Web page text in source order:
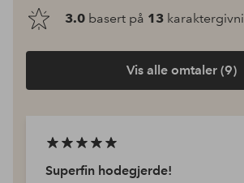
3.0 basert på 13
Vis alle omtaler (9)
Superfin hodegjerde!